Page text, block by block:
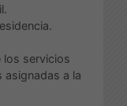
los servicios
asignadas a la